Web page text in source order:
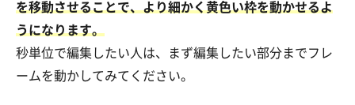
を移動させることで、より細かく黄色い枠を動かせるよ
うになります。
秒単位で編集したい人は、まず編集したい部分までフレ
ームを動かしてみてください。